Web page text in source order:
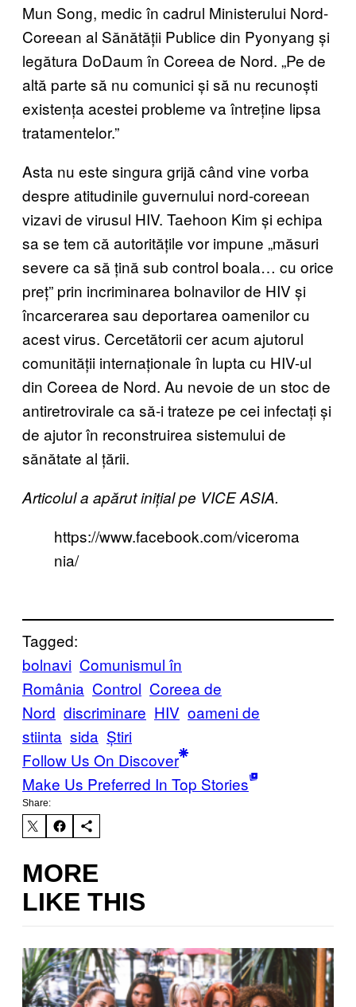
Mun Song, medic în cadrul Ministerului Nord-
Coreean al Sănătății Publice din Pyonyang și
legătura DoDaum în Coreea de Nord. „Pe de
altă parte să nu comunici și să nu recunoști
existența acestei probleme va întreține lipsa
tratamentelor.”
Asta nu este singura grijă când vine vorba
despre atitudinile guvernului nord-coreean
vizavi de virusul HIV. Taehoon Kim și echipa
sa se tem că autoritățile vor impune „măsuri
severe ca să țină sub control boala… cu orice
preț” prin incriminarea bolnavilor de HIV și
încarcerarea sau deportarea oamenilor cu
acest virus. Cercetătorii cer acum ajutorul
comunității internaționale în lupta cu HIV-ul
din Coreea de Nord. Au nevoie de un stoc de
antiretrovirale ca să-i trateze pe cei infectați și
de ajutor în reconstruirea sistemului de
sănătate al țării.
Articolul a apărut inițial pe VICE ASIA.
https://www.facebook.com/viceroma
nia/
Tagged:
bolnavi Comunismul în
România Control Coreea de
Nord discriminare HIV oameni de
stiinta sida Știri
Follow Us On Discover
Make Us Preferred In Top Stories
Share:
MORE
LIKE THIS